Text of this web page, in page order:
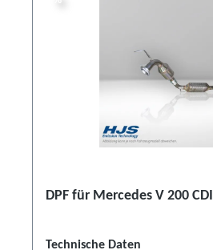
DPF für Mercedes V 200 CDI
Technische Daten